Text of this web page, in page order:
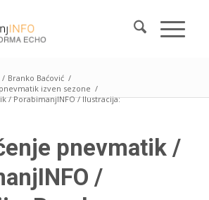
/ Branko Baćović /
izven sezone /
/ PorabimanjINFO / Ilustracija:
pnevmatik /
/